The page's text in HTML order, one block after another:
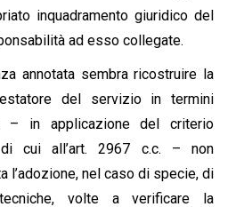
inquadramento giuridico del
ad esso collegate.
annotata sembra ricostruire la
del servizio in termini
– in applicazione del criterio
cui all’art. 2967 c.c. – non
l’adozione, nel caso di specie, di
volte a verificare la